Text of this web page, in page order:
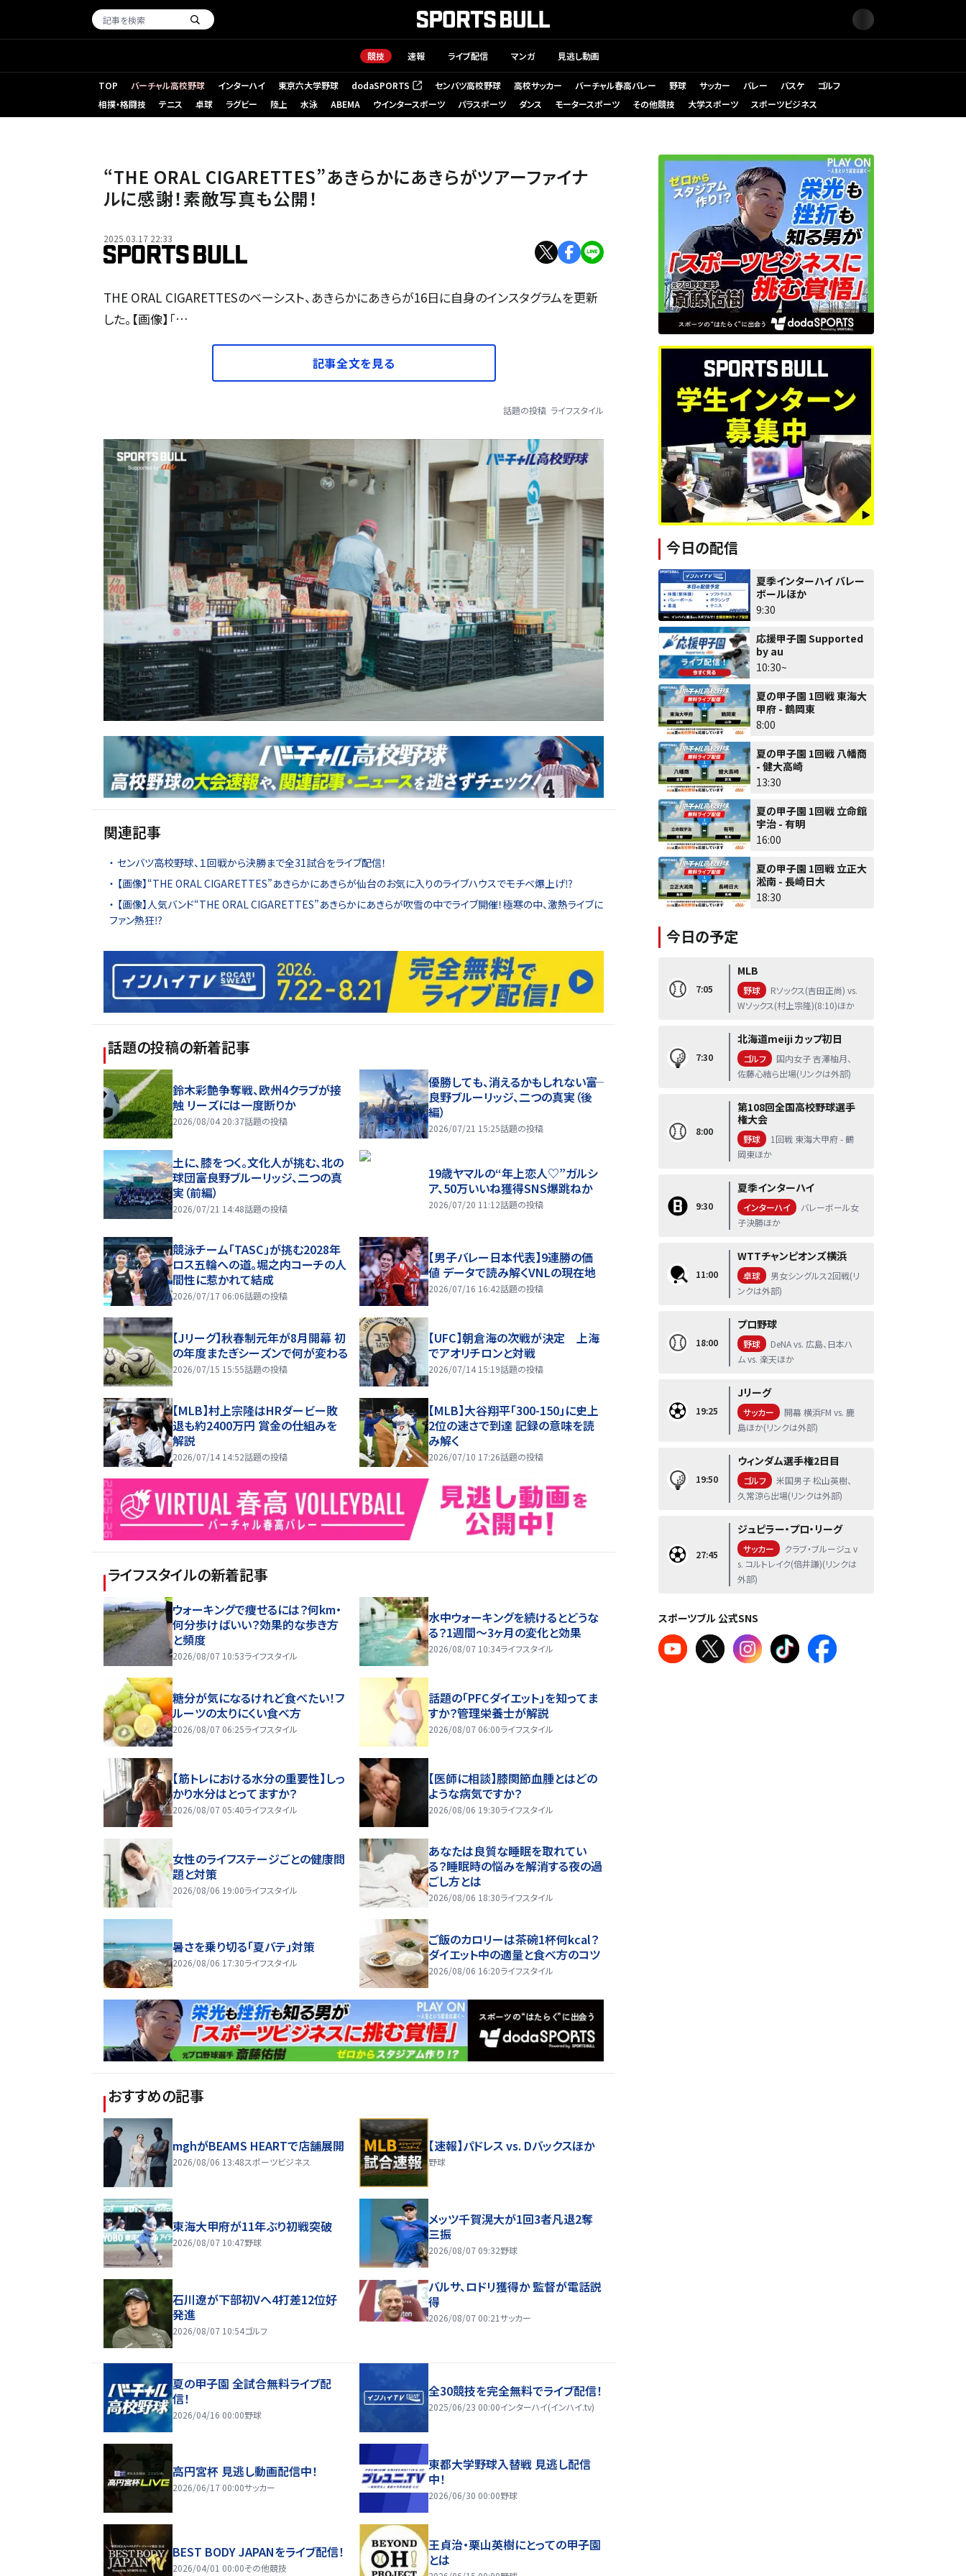
競技 速報 ライブ配信 マンガ 見逃し動画
TOP バーチャル高校野球 インターハイ 東京六大学野球 dodaSPORTS
（新しいタブで開く） センバツ高校野球 高校サッカー バーチャル春高バレー 野球 サッカー バレー バスケ
ゴルフ
相撲・格闘技
テニス 卓球 ラグビー 陸上 水泳 ABEMA ウインタースポーツ パラスポーツ ダンス モータースポーツ その他競技 大学スポーツ スポーツビジネス
“THE ORAL CIGARETTES”あきらかにあきらがツアーファイナ
ルに感謝！素敵写真も公開！
2025.03.17 22:33
THE ORAL CIGARETTESのベーシスト、あきらかにあきらが16日に自身のインスタグラムを更新
した。【画像】「…
記事全文を見る
話題の投稿 ライフスタイル
関連記事
センバツ高校野球、１回戦から決勝まで全31試合をライブ配信！
【画像】“THE ORAL CIGARETTES”あきらかにあきらが仙台のお気に入りのライブハウスでモチベ爆上げ⁉
【画像】人気バンド“THE ORAL CIGARETTES”あきらかにあきらが吹雪の中でライブ開催！極寒の中、激熱ライブに
ファン熱狂⁉
話題の投稿の新着記事
鈴木彩艶争奪戦、欧州4クラブが接
触 リーズには一度断りか
2026/08/04 20:37話題の投稿
優勝しても、消えるかもしれない――富
良野ブルーリッジ、二つの真実（後
編）
2026/07/21 15:25話題の投稿
土に、膝をつく。文化人が挑む、北の
球団――富良野ブルーリッジ、二つの真
実（前編）
2026/07/21 14:48話題の投稿
19歳ヤマルの“年上恋人♡”ガルシ
ア、50万いいね獲得SNS爆跳ねか
2026/07/20 11:12話題の投稿
競泳チーム「TASC」が挑む2028年
ロス五輪への道。堀之内コーチの人
間性に惹かれて結成
2026/07/17 06:06話題の投稿
【男子バレー日本代表】9連勝の価
値 データで読み解くVNLの現在地
2026/07/16 16:42話題の投稿
【Jリーグ】秋春制元年が8月開幕 初
の年度またぎシーズンで何が変わる
2026/07/15 15:55話題の投稿
【UFC】朝倉海の次戦が決定 上海
でアオリチロンと対戦
2026/07/14 15:19話題の投稿
【MLB】村上宗隆はHRダービー敗
退も約2400万円 賞金の仕組みを
解説
2026/07/14 14:52話題の投稿
【MLB】大谷翔平「300-150」に史上
2位の速さで到達 記録の意味を読
み解く
2026/07/10 17:26話題の投稿
ライフスタイルの新着記事
ウォーキングで痩せるには？何km・
何分歩けばいい？効果的な歩き方
と頻度
2026/08/07 10:53ライフスタイル
水中ウォーキングを続けるとどうな
る？1週間～3ヶ月の変化と効果
2026/08/07 10:34ライフスタイル
糖分が気になるけれど食べたい！フ
ルーツの太りにくい食べ方
2026/08/07 06:25ライフスタイル
話題の「PFCダイエット」を知ってま
すか？管理栄養士が解説
2026/08/07 06:00ライフスタイル
【筋トレにおける水分の重要性】しっ
かり水分はとってますか？
2026/08/07 05:40ライフスタイル
【医師に相談】膝関節血腫とはどの
ような病気ですか？
2026/08/06 19:30ライフスタイル
女性のライフステージごとの健康問
題と対策
2026/08/06 19:00ライフスタイル
あなたは良質な睡眠を取れてい
る？睡眠時の悩みを解消する夜の過
ごし方とは
2026/08/06 18:30ライフスタイル
暑さを乗り切る「夏バテ」対策
2026/08/06 17:30ライフスタイル
ご飯のカロリーは茶碗1杯何kcal？
ダイエット中の適量と食べ方のコツ
2026/08/06 16:20ライフスタイル
おすすめの記事
mghがBEAMS HEARTで店舗展開
2026/08/06 13:48スポーツビジネス
【速報】パドレス vs. Dバックスほか
野球
東海大甲府が11年ぶり初戦突破
2026/08/07 10:47野球
メッツ千賀滉大が1回3者凡退2奪
三振
2026/08/07 09:32野球
石川遼が下部初Vへ4打差12位好
発進
2026/08/07 10:54ゴルフ
バルサ、ロドリ獲得か 監督が電話説
得
2026/08/07 00:21サッカー
夏の甲子園 全試合無料ライブ配
信！
2026/04/16 00:00野球
全30競技を完全無料でライブ配信！
2025/06/23 00:00インターハイ(インハイ.tv)
高円宮杯 見逃し動画配信中！
2026/06/17 00:00サッカー
東都大学野球入替戦 見逃し配信
中！
2026/06/30 00:00野球
BEST BODY JAPANをライブ配信！
2026/04/01 00:00その他競技
王貞治・栗山英樹にとっての甲子園
とは
今日の配信
夏季インターハイ バレー
ボールほか
9:30
応援甲子園 Supported
by au
10:30~
夏の甲子園 1回戦 東海大
甲府 - 鶴岡東
8:00
夏の甲子園 1回戦 八幡商
- 健大高崎
13:30
夏の甲子園 1回戦 立命館
宇治 - 有明
16:00
夏の甲子園 1回戦 立正大
淞南 - 長崎日大
18:30
今日の予定
7:05
MLB
野球
Rソックス(吉田正尚) vs.
Wソックス(村上宗隆)(8:10)ほか
7:30
北海道meiji カップ初日
ゴルフ
国内女子 吉澤柚月、
佐藤心結ら出場(リンクは外部)
8:00
第108回全国高校野球選手
権大会
野球
1回戦 東海大甲府 - 鶴
岡東ほか
9:30
夏季インターハイ
インターハイ
バレーボール女
子決勝ほか
11:00
WTTチャンピオンズ横浜
卓球
男女シングルス2回戦(リ
ンクは外部)
18:00
プロ野球
野球
DeNA vs. 広島、日本ハ
ム vs. 楽天ほか
19:25
Jリーグ
サッカー
開幕 横浜FM vs. 鹿
島ほか(リンクは外部)
19:50
ウィンダム選手権2日目
ゴルフ
米国男子 松山英樹、
久常涼ら出場(リンクは外部)
27:45
ジュピラー・プロ・リーグ
サッカー
クラブ・ブルージュ v
s. コルトレイク(倍井謙)(リンクは
外部)
スポーツブル 公式SNS